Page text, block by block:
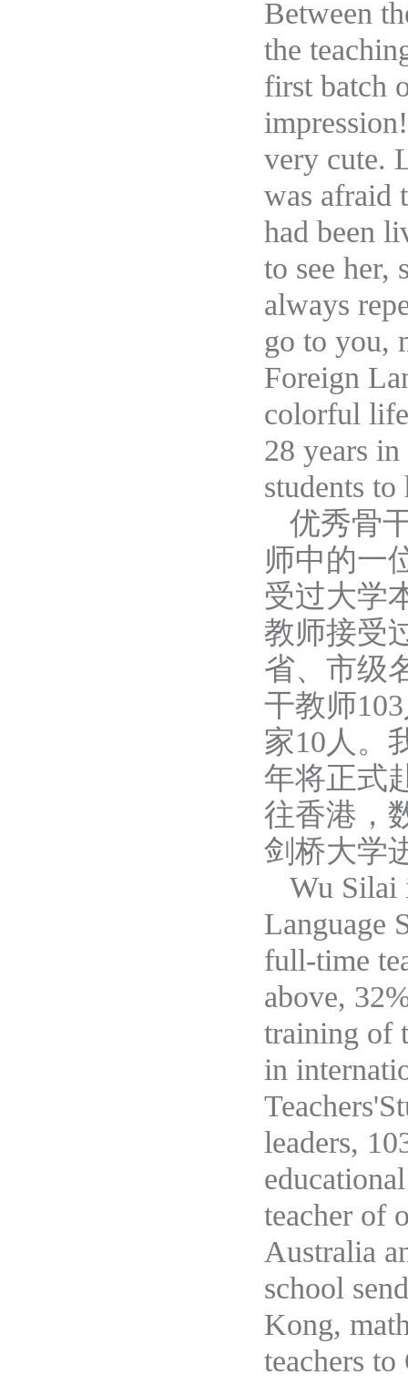
Between
the
first batch
very cute.
was afraid
had been
to see her,
always
go to you,
Foreign
colorful
28 years
students
优秀骨
师中的一
受过大学
教师接受
省、 市级
干教师
家10人 。
年将正式
往香港 ，
剑桥大学
Wu Silai
Language
full-time
above,
training of
in
leaders,
teacher of
Australia
school
Kong,
teachers